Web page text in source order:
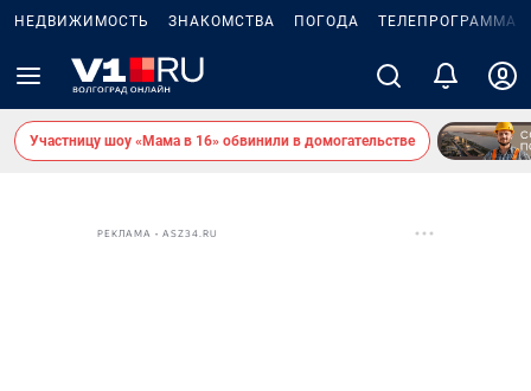
НЕДВИЖИМОСТЬ ЗНАКОМСТВА ПОГОДА ТЕЛЕПРОГРАММА
Участницу шоу «Мама в 16» обвинили в домогательстве
РЕКЛАМА • ASZ34.RU